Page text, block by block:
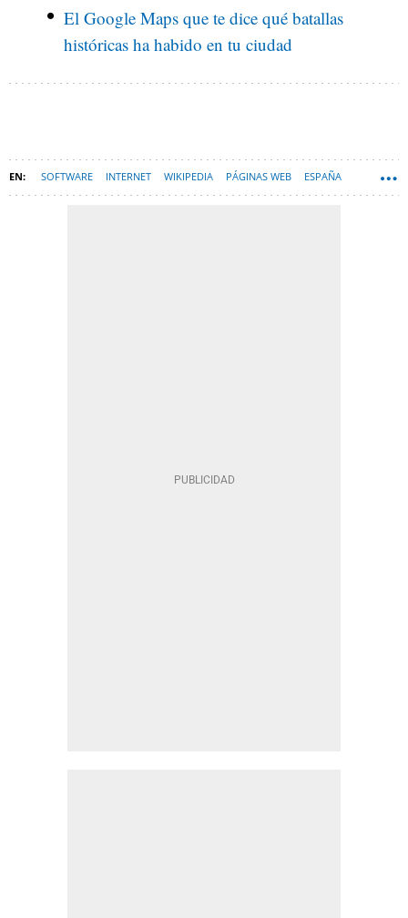
El Google Maps que te dice qué batallas
históricas ha habido en tu ciudad
SOFTWARE INTERNET WIKIPEDIA PÁGINAS WEB ESPAÑA